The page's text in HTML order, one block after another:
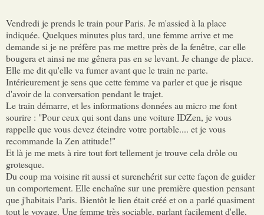
Vendredi je prends le train pour Paris. Je m'assied à la place
indiquée. Quelques minutes plus tard, une femme arrive et me
demande si je ne préfère pas me mettre près de la fenêtre, car elle
bougera et ainsi ne me gênera pas en se levant. Je change de place.
Elle me dit qu'elle va fumer avant que le train ne parte.
Intérieurement je sens que cette femme va parler et que je risque
d'avoir de la conversation pendant le trajet.
Le train démarre, et les informations données au micro me font
sourire : "Pour ceux qui sont dans une voiture IDZen, je vous
rappelle que vous devez éteindre votre portable.... et je vous
recommande la Zen attitude!"
Et là je me mets à rire tout fort tellement je trouve cela drôle ou
grotesque.
Du coup ma voisine rit aussi et surenchérit sur cette façon de guider
un comportement. Elle enchaîne sur une première question pensant
que j'habitais Paris. Bientôt le lien était créé et on a parlé quasiment
tout le voyage. Une femme très sociable, parlant facilement d'elle,